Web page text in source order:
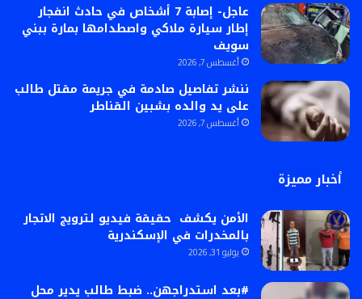
عاجل- إصابة 7 أشخاص في حادث انفجار
إطار سيارة ملاكي واصطدامها بمارة ببني
سويف
أغسطس 7, 2026
ننشر تفاصيل صادمة في جريمة مقتل طالب
على يد والده بشبين القناطر
أغسطس 7, 2026
أخبار مميزة
الأمن يكشف حقيقة فيديو لترويج الاتجار
بالمخدرات في الإسكندرية
يوليو 31, 2026
#بعد استدراجهن.. ضبط طالب يدير محل